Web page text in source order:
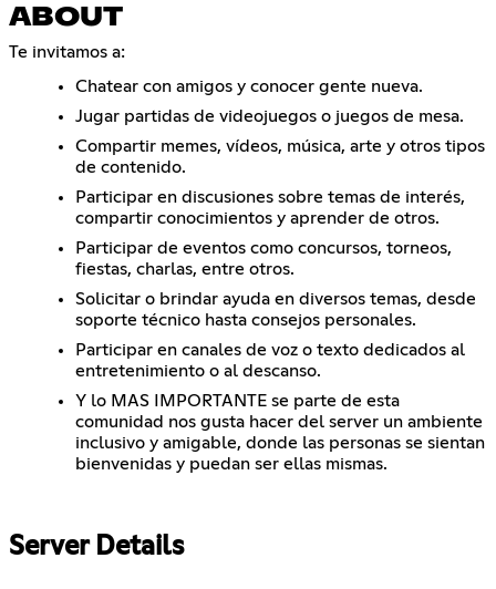
ABOUT
Te invitamos a:
Chatear con amigos y conocer gente nueva.
Jugar partidas de videojuegos o juegos de mesa.
Compartir memes, vídeos, música, arte y otros tipos
de contenido.
Participar en discusiones sobre temas de interés,
compartir conocimientos y aprender de otros.
Participar de eventos como concursos, torneos,
fiestas, charlas, entre otros.
Solicitar o brindar ayuda en diversos temas, desde
soporte técnico hasta consejos personales.
Participar en canales de voz o texto dedicados al
entretenimiento o al descanso.
Y lo MAS IMPORTANTE se parte de esta
comunidad nos gusta hacer del server un ambiente
inclusivo y amigable, donde las personas se sientan
bienvenidas y puedan ser ellas mismas.
Server Details